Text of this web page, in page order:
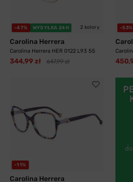
-47% WYSYŁKA 24H 2 kolory
Carolina Herrera
Carolina Herrera HER 0122 L93 55
344,99 zł 647,99 zł
-53%
-11%
Carolina Herrera